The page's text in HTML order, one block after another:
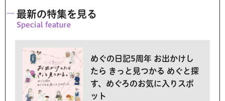
最新の特集を見る
めぐの日記5周年 お出かけし
たら きっと見つかる めぐと探
す、めぐろのお気に入りスポ
ット